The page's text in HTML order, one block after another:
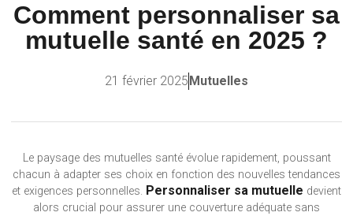
Comment personnaliser sa
mutuelle santé en 2025 ?
21 février 2025 Mutuelles
Le paysage des mutuelles santé évolue rapidement, poussant
chacun à adapter ses choix en fonction des nouvelles tendances
et exigences personnelles. Personnaliser sa mutuelle devient
alors crucial pour assurer une couverture adéquate sans